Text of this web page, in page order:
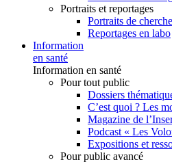
Portraits et reportages
Portraits de
Reportages en labo
Information
en santé
Information en santé
Pour tout public
Dossiers
C’est quoi ? Les
Magazine de
Podcast « Les
Expositions et
Pour public avancé